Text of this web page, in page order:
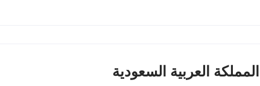
المملكة العربية السعودية